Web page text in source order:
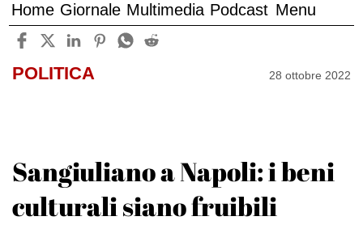
Home Giornale Multimedia Podcast Menu
POLITICA 28 ottobre 2022
Sangiuliano a Napoli: i beni
culturali siano fruibili